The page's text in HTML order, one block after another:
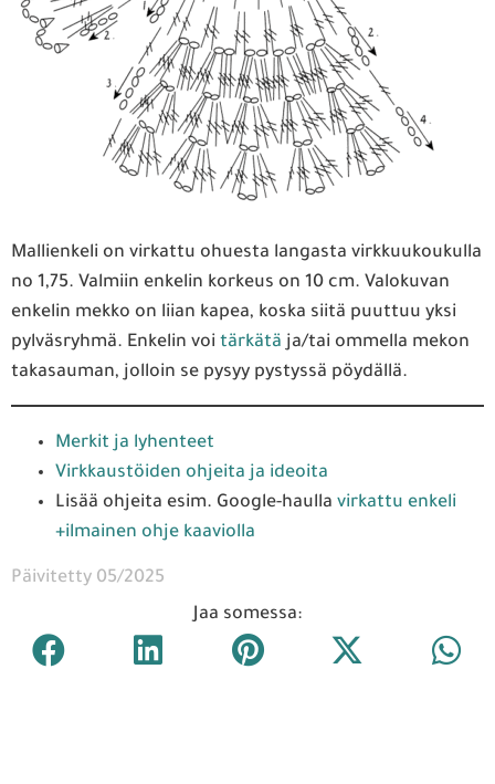
Mallienkeli on virkattu ohuesta langasta virkkuukoukulla
no 1,75. Valmiin enkelin korkeus on 10 cm. Valokuvan
enkelin mekko on liian kapea, koska siitä puuttuu yksi
pylväsryhmä. Enkelin voi tärkätä ja/tai ommella mekon
takasauman, jolloin se pysyy pystyssä pöydällä.
Merkit ja lyhenteet
Virkkaustöiden ohjeita ja ideoita
Lisää ohjeita esim. Google-haulla virkattu enkeli
+ilmainen ohje kaaviolla
Päivitetty 05/2025
Jaa somessa: